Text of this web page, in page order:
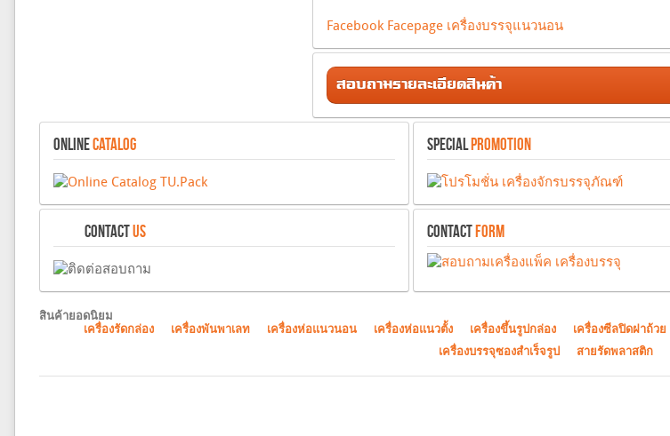
Facebook Facepage เครื่องบรรจุแนวนอน
สอบถามรายละเอียดสินค้า
ONLINECATALOG SPECIALPROMOTION
CONTACTUS CONTACT FORM
สินค้ายอดนิยม
เครื่องรัดกล่อง
เครื่องพันพาเลท เครื่องห่อแนวนอน เครื่องห่อแนวตั้ง เครื่องขึ้นรูปกล่อง เครื่องซีลปิดฝาถ้วย
เครื่องบรรจุซองสำเร็จรูป
สายรัดพลาสติก